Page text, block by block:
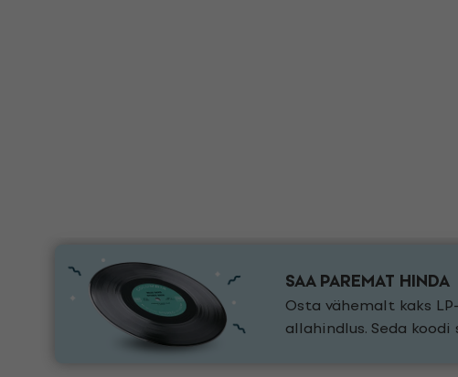
SAA PAREMAT HINDA
Osta vähemalt kaks
allahindlus. Seda